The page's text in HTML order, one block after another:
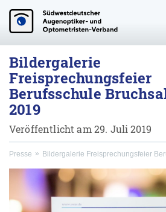
Bildergalerie
Freisprechungsfeier
Berufsschule
2019
Veröffentlicht am 29. Juli 2019
Presse Bildergalerie Freisprechungsfeier